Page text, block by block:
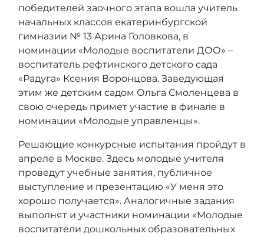
победителей заочного этапа вошла учитель
начальных классов екатеринбургской
гимназии № 13 Арина Головкова, в
номинации «Молодые воспитатели ДОО» –
воспитатель рефтинского детского сада
«Радуга» Ксения Воронцова. Заведующая
этим же детским садом Ольга Смоленцева в
свою очередь примет участие в финале в
номинации «Молодые управленцы».
Решающие конкурсные испытания пройдут в
апреле в Москве. Здесь молодые учителя
проведут учебные занятия, публичное
выступление и презентацию «У меня это
хорошо получается». Аналогичные задания
выполнят и участники номинации «Молодые
воспитатели дошкольных образовательных